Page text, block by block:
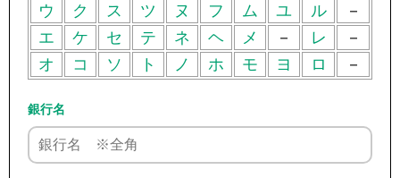
ウ
ク ス ツ ヌ フ ム ユ ル
－
エ
ケ セ テ ネ ヘ メ － レ
－
オ
コ ソ ト ノ ホ モ ヨ ロ －
銀行名